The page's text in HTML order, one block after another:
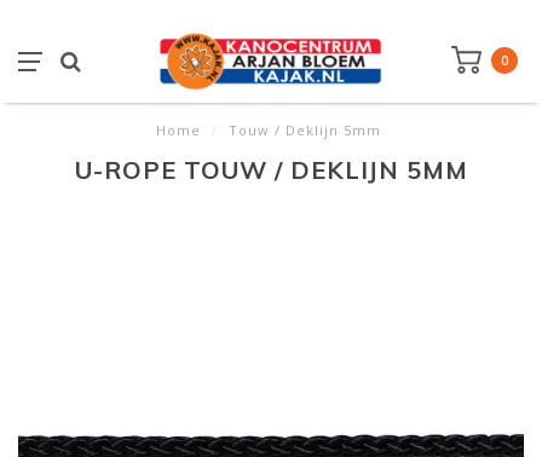
0
Home / Touw / Deklijn 5mm
U-ROPE TOUW / DEKLIJN 5MM